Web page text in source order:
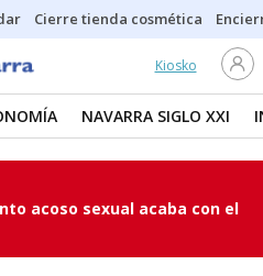
Cierre tienda cosmética
Kiosko
NAVARRA SIGLO XXI
acoso sexual acaba con el